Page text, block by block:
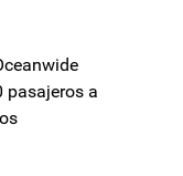
pasajeros a